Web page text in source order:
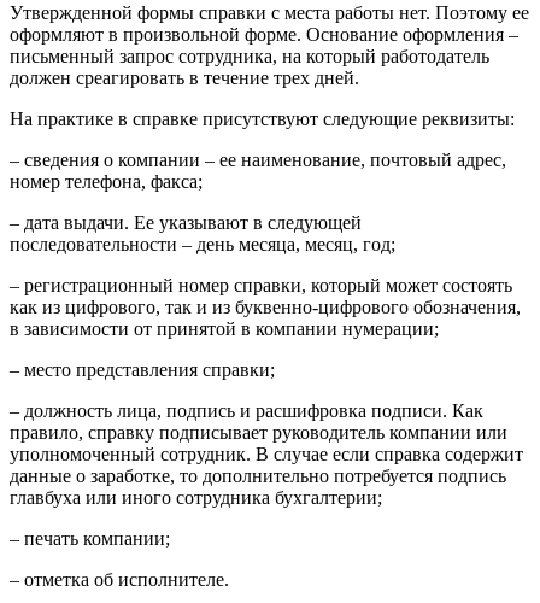
Утвержденной формы справки с места работы нет. Поэтому ее
оформляют в произвольной форме. Основание оформления –
письменный запрос сотрудника, на который работодатель
должен среагировать в течение трех дней.
На практике в справке присутствуют следующие реквизиты:
– сведения о компании – ее наименование, почтовый адрес,
номер телефона, факса;
– дата выдачи. Ее указывают в следующей
последовательности – день месяца, месяц, год;
– регистрационный номер справки, который может состоять
как из цифрового, так и из буквенно-цифрового обозначения,
в зависимости от принятой в компании нумерации;
– место представления справки;
– должность лица, подпись и расшифровка подписи. Как
правило, справку подписывает руководитель компании или
уполномоченный сотрудник. В случае если справка содержит
данные о заработке, то дополнительно потребуется подпись
главбуха или иного сотрудника бухгалтерии;
– печать компании;
– отметка об исполнителе.